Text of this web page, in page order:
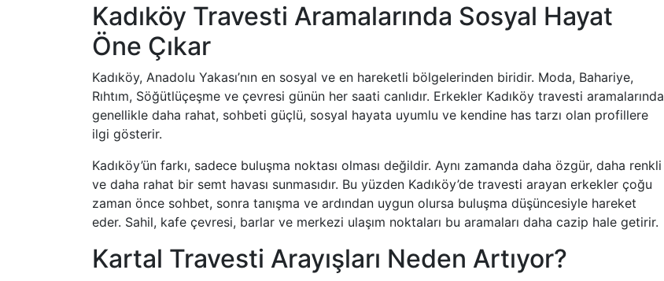
Kadıköy Travesti Aramalarında Sosyal Hayat
Öne Çıkar
Kadıköy, Anadolu Yakası’nın en sosyal ve en hareketli bölgelerinden biridir. Moda, Bahariye,
Rıhtım, Söğütlüçeşme ve çevresi günün her saati canlıdır. Erkekler Kadıköy travesti aramalarında
genellikle daha rahat, sohbeti güçlü, sosyal hayata uyumlu ve kendine has tarzı olan profillere
ilgi gösterir.
Kadıköy’ün farkı, sadece buluşma noktası olması değildir. Aynı zamanda daha özgür, daha renkli
ve daha rahat bir semt havası sunmasıdır. Bu yüzden Kadıköy’de travesti arayan erkekler çoğu
zaman önce sohbet, sonra tanışma ve ardından uygun olursa buluşma düşüncesiyle hareket
eder. Sahil, kafe çevresi, barlar ve merkezi ulaşım noktaları bu aramaları daha cazip hale getirir.
Kartal Travesti Arayışları Neden Artıyor?